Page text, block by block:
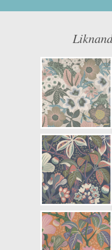
Längd x
NCS
Färg: Blå,
Mönster: Växter
Struktur:
Cirkapris:
(Kontakta din
exakt pris.)